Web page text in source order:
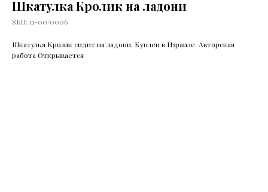
Шкатулка Кролик на ладони
SKU: 11-00/0006
Шкатулка Кролик сидит на ладони. Куплен в Израиле. Авторская
работа Открывается